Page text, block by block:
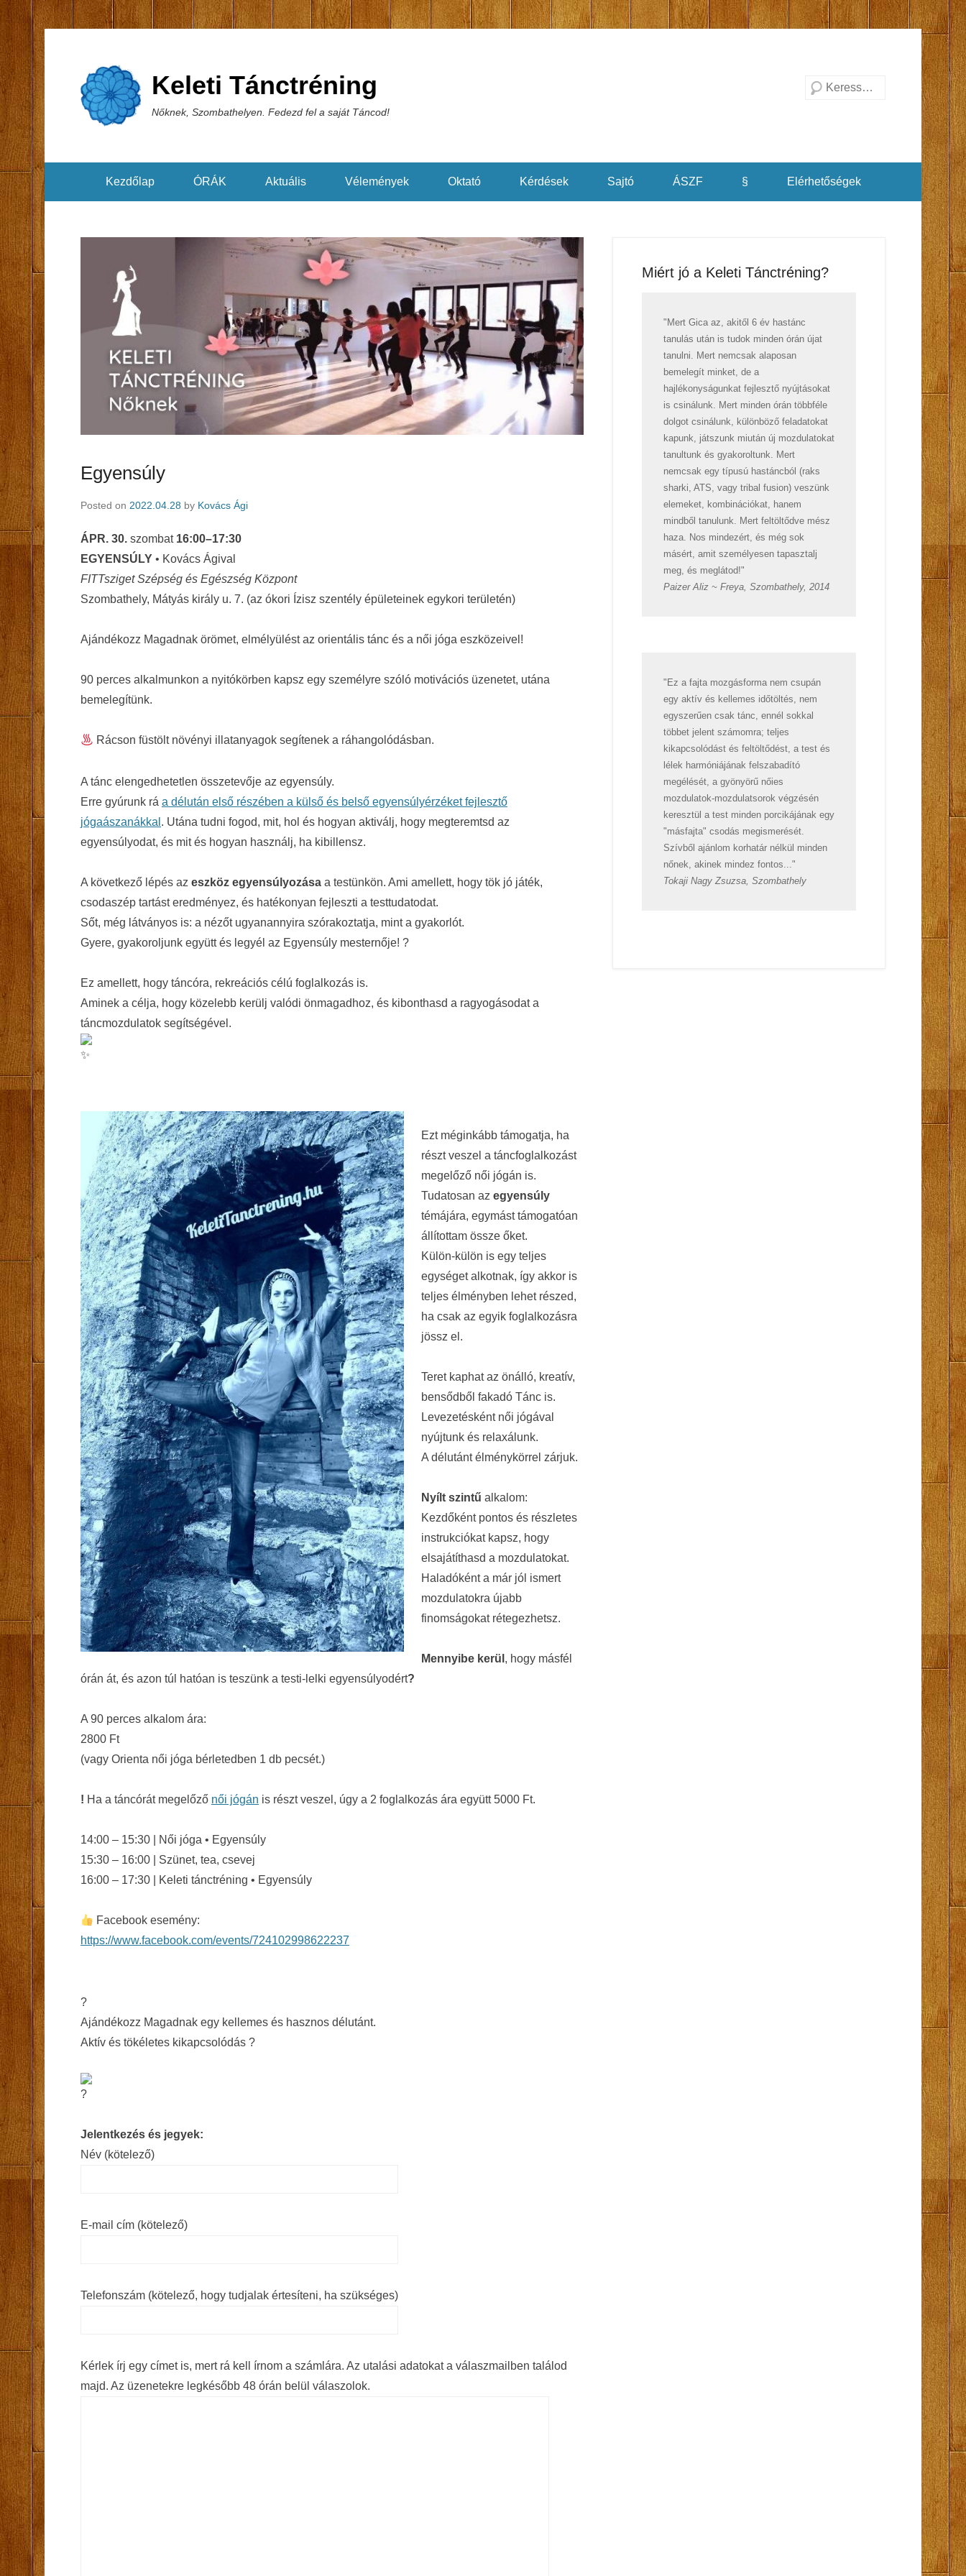
Keleti Tánctréning
Nőknek, Szombathelyen. Fedezd fel a saját Táncod!
Search
Kezdőlap ÓRÁK Aktuális Vélemények Oktató Kérdések Sajtó ÁSZF § Elérhetőségek
Egyensúly
Posted on 2022.04.28 by Kovács Ági
ÁPR. 30. szombat 16:00–17:30
EGYENSÚLY • Kovács Ágival
FITTsziget Szépség és Egészség Központ
Szombathely, Mátyás király u. 7. (az ókori Ízisz szentély épületeinek egykori területén)
Ajándékozz Magadnak örömet, elmélyülést az orientális tánc és a női jóga eszközeivel!
90 perces alkalmunkon a nyitókörben kapsz egy személyre szóló motivációs üzenetet, utána
bemelegítünk.
Rácson füstölt növényi illatanyagok segítenek a ráhangolódásban.
A tánc elengedhetetlen összetevője az egyensúly.
Erre gyúrunk rá a délután első részében a külső és belső egyensúlyérzéket fejlesztő
jógaászanákkal . Utána tudni fogod, mit, hol és hogyan aktiválj, hogy megteremtsd az
egyensúlyodat, és mit és hogyan használj, ha kibillensz.
A következő lépés az eszköz egyensúlyozása a testünkön. Ami amellett, hogy tök jó játék,
csodaszép tartást eredményez, és hatékonyan fejleszti a testtudatodat.
Sőt, még látványos is: a nézőt ugyanannyira szórakoztatja, mint a gyakorlót.
Gyere, gyakoroljunk együtt és legyél az Egyensúly mesternője! ?
Ez amellett, hogy táncóra, rekreációs célú foglalkozás is.
Aminek a célja, hogy közelebb kerülj valódi önmagadhoz, és kibonthasd a ragyogásodat a
táncmozdulatok segítségével.
Ezt méginkább támogatja, ha
részt veszel a táncfoglalkozást
megelőző női jógán is.
Tudatosan az egyensúly
témájára, egymást támogatóan
állítottam össze őket.
Külön-külön is egy teljes
egységet alkotnak, így akkor is
teljes élményben lehet részed,
ha csak az egyik foglalkozásra
jössz el.
Teret kaphat az önálló, kreatív,
bensődből fakadó Tánc is.
Levezetésként női jógával
nyújtunk és relaxálunk.
A délutánt élménykörrel zárjuk.
Nyílt szintű alkalom:
Kezdőként pontos és részletes
instrukciókat kapsz, hogy
elsajátíthasd a mozdulatokat.
Haladóként a már jól ismert
mozdulatokra újabb
finomságokat rétegezhetsz.
Mennyibe kerül , hogy másfél
órán át, és azon túl hatóan is teszünk a testi-lelki egyensúlyodért?
A 90 perces alkalom ára:
2800 Ft
(vagy Orienta női jóga bérletedben 1 db pecsét.)
! Ha a táncórát megelőző női jógán is részt veszel, úgy a 2 foglalkozás ára együtt 5000 Ft.
14:00 – 15:30 | Női jóga • Egyensúly
15:30 – 16:00 | Szünet, tea, csevej
16:00 – 17:30 | Keleti tánctréning • Egyensúly
Facebook esemény:
https://www.facebook.com/events/724102998622237
?
Ajándékozz Magadnak egy kellemes és hasznos délutánt.
Aktív és tökéletes kikapcsolódás ?
Jelentkezés és jegyek:
Név (kötelező)
E-mail cím (kötelező)
Telefonszám (kötelező, hogy tudjalak értesíteni, ha szükséges)
Kérlek írj egy címet is, mert rá kell írnom a számlára. Az utalási adatokat a válaszmailben találod
majd. Az üzenetekre legkésőbb 48 órán belül válaszolok.
Miért jó a Keleti Tánctréning?
"Mert Gica az, akitől 6 év hastánc
tanulás után is tudok minden órán újat
tanulni. Mert nemcsak alaposan
bemelegít minket, de a
hajlékonyságunkat fejlesztő nyújtásokat
is csinálunk. Mert minden órán többféle
dolgot csinálunk, különböző feladatokat
kapunk, játszunk miután új mozdulatokat
tanultunk és gyakoroltunk. Mert
nemcsak egy típusú hastáncból (raks
sharki, ATS, vagy tribal fusion) veszünk
elemeket, kombinációkat, hanem
mindből tanulunk. Mert feltöltődve mész
haza. Nos mindezért, és még sok
másért, amit személyesen tapasztalj
meg, és meglátod!"
Paizer Aliz ~ Freya, Szombathely, 2014
"Ez a fajta mozgásforma nem csupán
egy aktív és kellemes időtöltés, nem
egyszerűen csak tánc, ennél sokkal
többet jelent számomra; teljes
kikapcsolódást és feltöltődést, a test és
lélek harmóniájának felszabadító
megélését, a gyönyörű nőies
mozdulatok-mozdulatsorok végzésén
keresztül a test minden porcikájának egy
"másfajta" csodás megismerését.
Szívből ajánlom korhatár nélkül minden
nőnek, akinek mindez fontos..."
Tokaji Nagy Zsuzsa, Szombathely